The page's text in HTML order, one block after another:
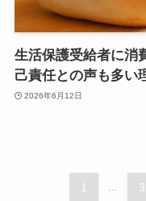
生活保護受給者に消
己責任との声も多い
2026年6月12日
1 ... 3